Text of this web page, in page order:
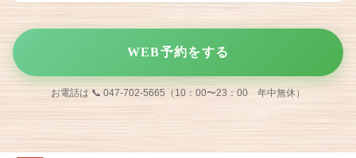
WEB予約をする
お電話は 📞 047-702-5665（10：00〜23：00 年中無休）